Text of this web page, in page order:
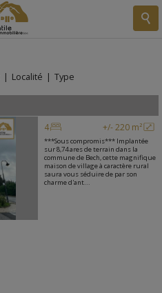
| Localité | Type
+/- 220 m²
4
***Sous compromis*** Implantée
sur 8,74 ares de terrain dans la
commune de Bech, cette magnifique
maison de village à caractère rural
saura vous séduire de par son
charme d'ant...